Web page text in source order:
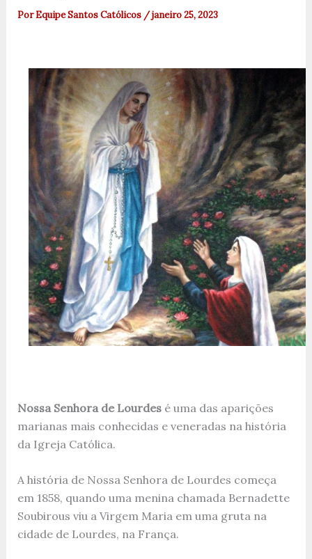
PorEquipe Santos Católicos /janeiro 25, 2023
Nossa Senhora de Lourdesé uma das aparições
marianas mais conhecidas e veneradas na história
da Igreja Católica.
A história de Nossa Senhora de Lourdes começa
em 1858, quando uma menina chamada Bernadette
Soubirous viu a Virgem Maria em uma gruta na
cidade de Lourdes, na França.